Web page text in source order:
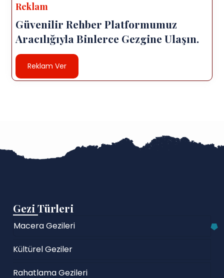
Reklam
Güvenilir Rehber Platformumuz
Aracılığıyla Binlerce Gezgine Ulaşın.
Reklam Ver
Gezi Türleri
Macera Gezileri
Kültürel Geziler
Rahatlama Gezileri